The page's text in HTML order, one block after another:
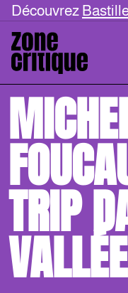
Découvrez
TRIP
VALLÉE